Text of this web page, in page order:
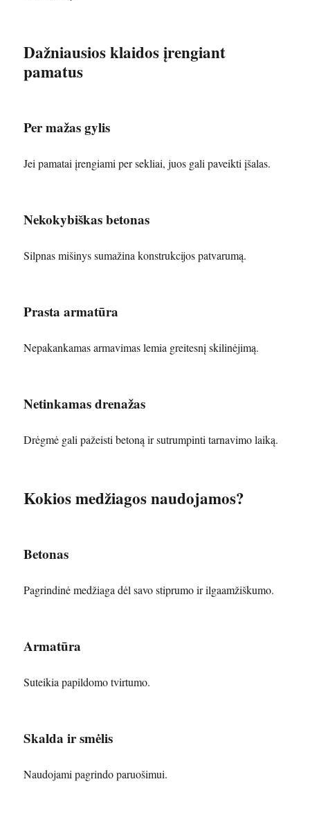
Dažniausios klaidos įrengiant
pamatus
Per mažas gylis
Jei pamatai įrengiami per sekliai, juos gali paveikti įšalas.
Nekokybiškas betonas
Silpnas mišinys sumažina konstrukcijos patvarumą.
Prasta armatūra
Nepakankamas armavimas lemia greitesnį skilinėjimą.
Netinkamas drenažas
Drėgmė gali pažeisti betoną ir sutrumpinti tarnavimo laiką.
Kokios medžiagos naudojamos?
Betonas
Pagrindinė medžiaga dėl savo stiprumo ir ilgaamžiškumo.
Armatūra
Suteikia papildomo tvirtumo.
Skalda ir smėlis
Naudojami pagrindo paruošimui.